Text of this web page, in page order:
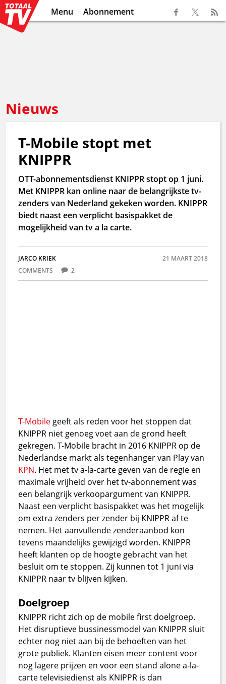
Menu Abonnement
Nieuws
T-Mobile stopt met
KNIPPR
OTT-abonnementsdienst KNIPPR stopt op 1 juni.
Met KNIPPR kan online naar de belangrijkste tv-
zenders van Nederland gekeken worden. KNIPPR
biedt naast een verplicht basispakket de
mogelijkheid van tv a la carte.
JARCO KRIEK
21 MAART 2018
COMMENTS
2
T-Mobile geeft als reden voor het stoppen dat
KNIPPR niet genoeg voet aan de grond heeft
gekregen. T-Mobile bracht in 2016 KNIPPR op de
Nederlandse markt als tegenhanger van Play van
KPN. Het met tv a-la-carte geven van de regie en
maximale vrijheid over het tv-abonnement was
een belangrijk verkoopargument van KNIPPR.
Naast een verplicht basispakket was het mogelijk
om extra zenders per zender bij KNIPPR af te
nemen. Het aanvullende zenderaanbod kon
tevens maandelijks gewijzigd worden. KNIPPR
heeft klanten op de hoogte gebracht van het
besluit om te stoppen. Zij kunnen tot 1 juni via
KNIPPR naar tv blijven kijken.
Doelgroep
KNIPPR richt zich op de mobile first doelgroep.
Het disruptieve bussinessmodel van KNIPPR sluit
echter nog niet aan bij de behoeften van het
grote publiek. Klanten eisen meer content voor
nog lagere prijzen en voor een stand alone a-la-
carte televisiedienst als KNIPPR is dan